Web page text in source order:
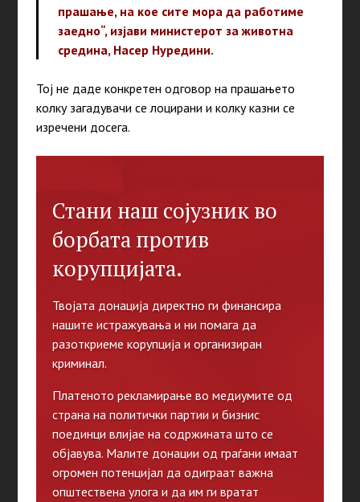
прашање, на кое сите мора да работиме
заедно“, изјави министерот за животна
средина, Насер Нуредини.
Тој не даде конкретен одговор на прашањето
колку загадувачи се лоцирани и колку казни се
изречени досега.
Стани наш сојузник во
борбата против
корупцијата.
Твојата донација директно ги финансира
нашите истражувања и ни помага да
разоткриеме корупција и организиран
криминал.
Платеното рекламирање во медиумите од
страна на политички партии и бизнис
поединци влијае на содржината што се
објавува. Малите донации од граѓани имаат
огромен потенцијал да одиграат важна
општествена улога и да им ги вратат